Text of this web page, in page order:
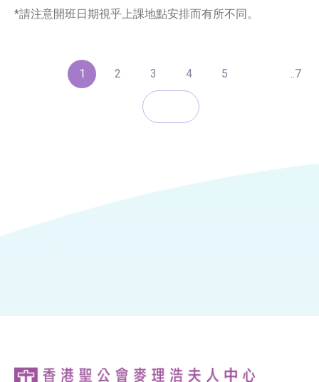
*請注意開班日期視乎上課地點安排而有所不同。
1 2 3 4 5 ..7